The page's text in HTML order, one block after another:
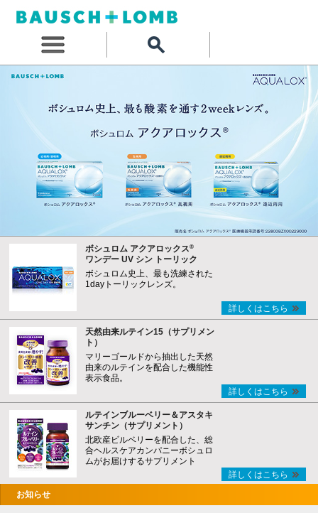
ボシュロム アクアロックス®
ワンデー UV シン トーリック
ボシュロム史上、最も洗練された
1dayトーリックレンズ。
詳しくはこちら
天然由来ルテイン15（サプリメン
ト）
マリーゴールドから抽出した天然
由来のルテインを配合した機能性
表示食品。
詳しくはこちら
ルテインブルーベリー＆アスタキ
サンチン（サプリメント）
北欧産ビルベリーを配合した、総
合ヘルスケアカンパニーボシュロ
ムがお届けするサプリメント
詳しくはこちら
お知らせ